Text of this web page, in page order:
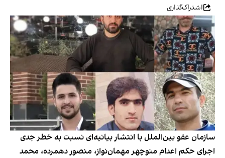
اشتراک‌گذاری
سازمان عفو بین‌الملل با انتشار بیانیه‌ای نسبت به خطر جدی
اجرای حکم اعدام منوچهر مهمان‌نواز، منصور دهمرده، محمد